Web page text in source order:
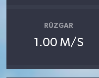
RÜZGAR
1.00 M/S